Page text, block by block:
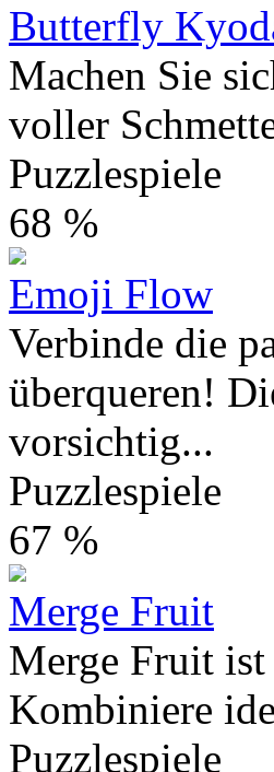
Butterfly
Machen Sie
voller
Puzzlespiele
68 %
Emoji Flow
Verbinde die
überqueren!
vorsichtig...
Puzzlespiele
67 %
Merge Fruit
Merge Fruit ist
Kombiniere
Puzzlespiele